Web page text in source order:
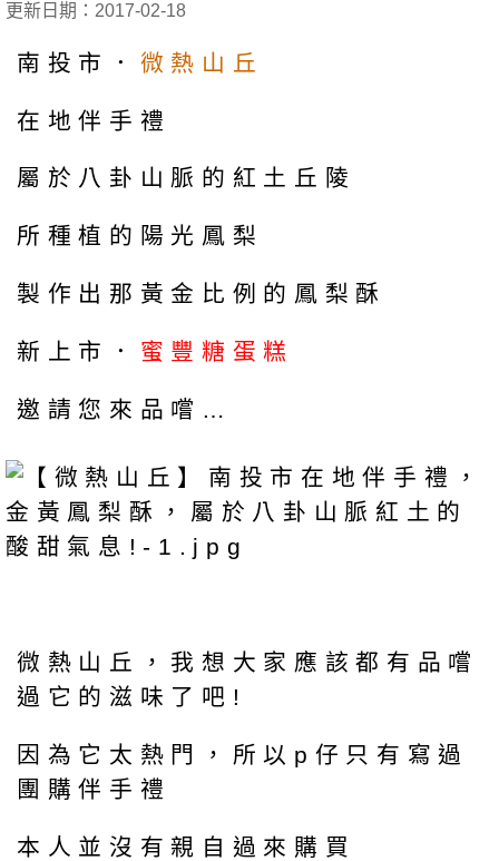
更新日期：2017-02-18
南投市． 微熱山丘
在地伴手禮
屬於八卦山脈的紅土丘陵
所種植的陽光鳳梨
製作出那黃金比例的鳳梨酥
新上市． 蜜豐糖蛋糕
邀請您來品嚐…
微熱山丘，我想大家應該都有品嚐
過它的滋味了吧!
因為它太熱門，所以p仔只有寫過
團購伴手禮
本人並沒有親自過來購買